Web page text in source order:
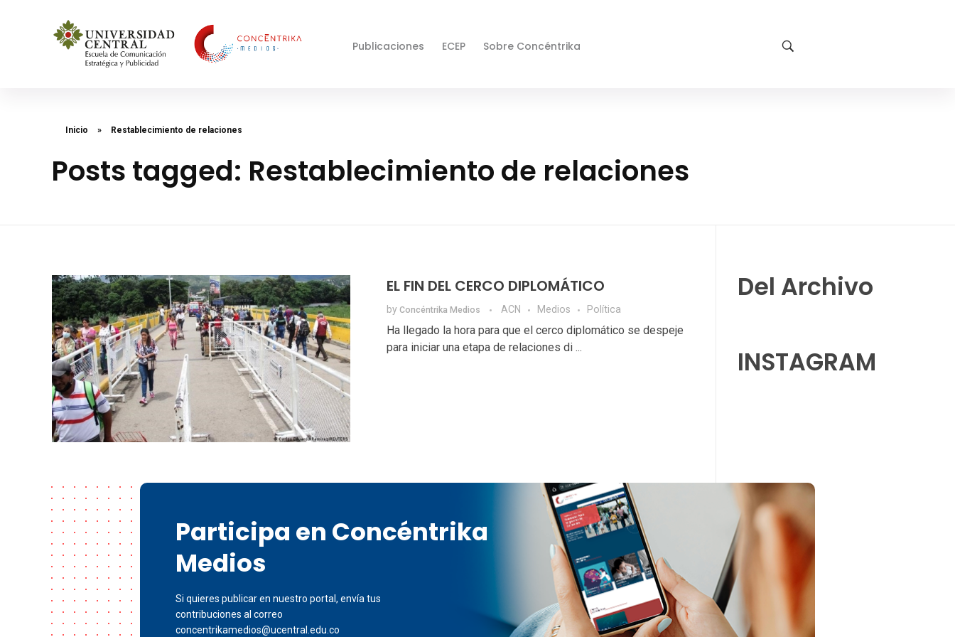
Publicaciones ECEP Sobre Concéntrika
Inicio » Restablecimiento de relaciones
Posts tagged: Restablecimiento de relaciones
EL FIN DEL CERCO DIPLOMÁTICO
by Concéntrika Medios ACN Medios Política
Ha llegado la hora para que el cerco diplomático se despeje
para iniciar una etapa de relaciones di ...
Del Archivo
INSTAGRAM
Participa en Concéntrika
Medios
Si quieres publicar en nuestro portal, envía tus
contribuciones al correo
concentrikamedios@ucentral.edu.co